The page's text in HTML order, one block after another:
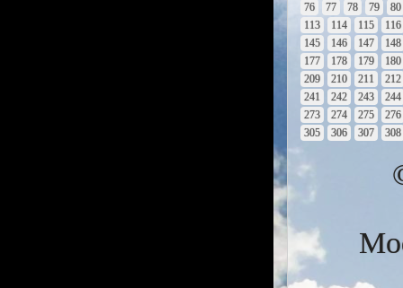
76
77 78 79
80
113
114 115
116
145
146 147
148
177
178 179
180
209
210 211
212
241
242 243
244
273
274 275
276
305
306 307 308